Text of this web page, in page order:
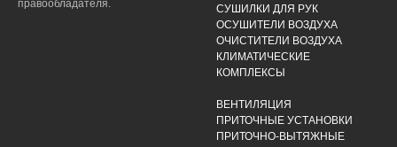
правообладателя.
СУШИЛКИ ДЛЯ РУК
ОСУШИТЕЛИ ВОЗДУХА
ОЧИСТИТЕЛИ ВОЗДУХА
КЛИМАТИЧЕСКИЕ
КОМПЛЕКСЫ
ВЕНТИЛЯЦИЯ
ПРИТОЧНЫЕ УСТАНОВКИ
ПРИТОЧНО-ВЫТЯЖНЫЕ